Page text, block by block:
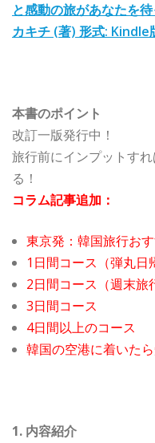
と感動の旅があなたを
カキチ (著) 形式: Kindle
本書のポイント
改訂一版発行中！
旅行前にインプットす
る！
コラム記事追加：
東京発：韓国旅行お
1日間コース（弾丸日
2日間コース（週末旅
3日間コース
4日間以上のコース
韓国の空港に着いた
1. 内容紹介